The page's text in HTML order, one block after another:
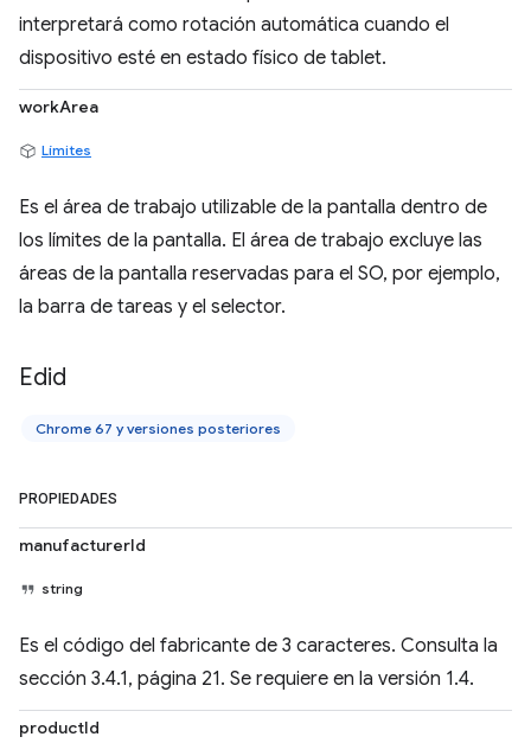
interpretará como rotación automática cuando el
dispositivo esté en estado físico de tablet.
workArea
Límites
Es el área de trabajo utilizable de la pantalla dentro de
los límites de la pantalla. El área de trabajo excluye las
áreas de la pantalla reservadas para el SO, por ejemplo,
la barra de tareas y el selector.
Edid
Chrome 67 y versiones posteriores
PROPIEDADES
manufacturerId
string
Es el código del fabricante de 3 caracteres. Consulta la
sección 3.4.1, página 21. Se requiere en la versión 1.4.
productId